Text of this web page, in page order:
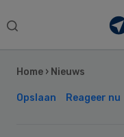
Search
Home › Nieuws
Opslaan Reageer nu
Sidebar